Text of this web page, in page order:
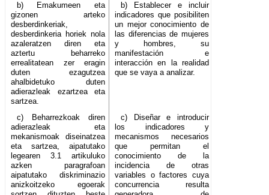
b) Emakumeen eta
gizonen arteko
desberdinkeriak,
desberdinkeria horiek nola
azaleratzen diren eta
aztertu beharreko
errealitatean zer eragin
duten ezagutzea
ahalbidetuko duten
adierazleak ezartzea eta
sartzea.
b) Establecer e incluir
indicadores que posibiliten
un mejor conocimiento de
las diferencias de mujeres
y hombres, su
manifestación e
interacción en la realidad
que se vaya a analizar.
c) Beharrezkoak diren
adierazleak eta
mekanismoak diseinatzea
eta sartzea, aipatutako
legearen 3.1 artikuluko
azken paragrafoan
aipatutako diskriminazio
anizkoitzeko egoerak
c) Diseñar e introducir
los indicadores y
mecanismos necesarios
que permitan el
conocimiento de la
incidencia de otras
variables o factores cuya
concurrencia resulta